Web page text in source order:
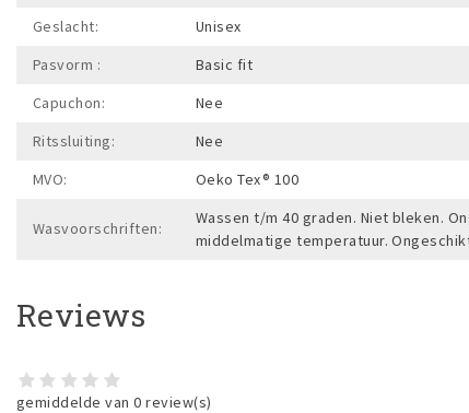
Geslacht:
Unisex
Pasvorm :
Basic fit
Capuchon:
Nee
Ritssluiting:
Nee
MVO:
Oeko Tex® 100
Wasvoorschriften:
Wassen t/m 40 graden. Niet bleken.
middelmatige temperatuur.
Reviews
gemiddelde van 0 review(s)